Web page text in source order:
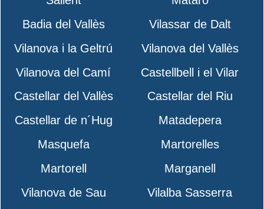
Badia del Vallès
Vilassar de Dalt
Vilanova i la Geltrú
Vilanova del Vallès
Vilanova del Camí
Castellbell i el Vilar
Castellar del Vallès
Castellar del Riu
Castellar de n´Hug
Matadepera
Masquefa
Martorelles
Martorell
Marganell
Vilanova de Sau
Vilalba Sasserra